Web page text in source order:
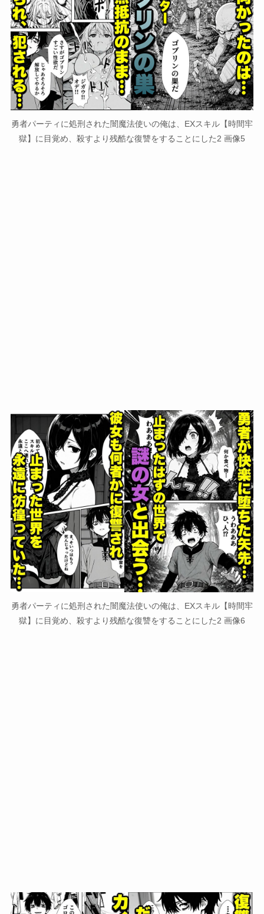
勇者パーティに処刑された闇魔法使いの俺は、EXスキル【時間牢
獄】に目覚め、殺すより残酷な復讐をすることにした2 画像5
勇者パーティに処刑された闇魔法使いの俺は、EXスキル【時間牢
獄】に目覚め、殺すより残酷な復讐をすることにした2 画像6